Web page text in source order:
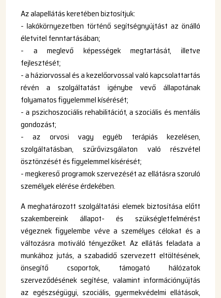
Az alapellátás keretében biztosítjuk:
- lakókörnyezetben történő segítségnyújtást az önálló
életvitel fenntartásában;
- a meglevő képességek megtartását, illetve
fejlesztését;
- a háziorvossal és a kezelőorvossal való kapcsolattartás
révén a szolgáltatást igénybe vevő állapotának
folyamatos figyelemmel kísérését;
- a pszichoszociális rehabilitációt, a szociális és mentális
gondozást;
- az orvosi vagy egyéb terápiás kezelésen,
szolgáltatásban, szűrővizsgálaton való részvétel
ösztönzését és figyelemmel kísérését;
- megkereső programok szervezését az ellátásra szoruló
személyek elérése érdekében.
A meghatározott szolgáltatási elemek biztosítása előtt
szakembereink állapot- és szükségletfelmérést
végeznek figyelembe véve a személyes célokat és a
változásra motiváló tényezőket. Az ellátás feladata a
munkához jutás, a szabadidő szervezett eltöltésének,
önsegítő csoportok, támogató hálózatok
szerveződésének segítése, valamint információnyújtás
az egészségügyi, szociális, gyermekvédelmi ellátások,